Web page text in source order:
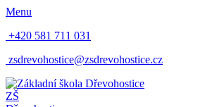
Menu
+420 581 711 031
zsdrevohostice@zsdrevohostice.cz
ZŠ